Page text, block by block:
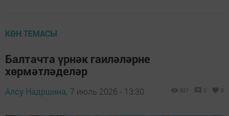
КӨН ТЕМАСЫ
Балтачта үрнәк гаиләләрне
хөрмәтләделәр
Алсу Надршина, 7 июль 2026 - 13:30 621 0 0